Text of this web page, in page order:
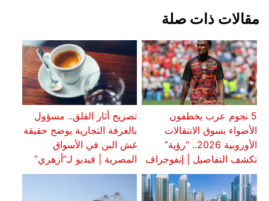
مقالات ذات صلة
5 نجوم عرب يخطفون
الأضواء بسوق الانتقالات
الأوروبية 2026.. “رؤية”
تكشف التفاصيل | إنفوجراف
تصريح أثار القلق.. مسؤول
بالغرفة التجارية يوضح حقيقة
غش البن في الأسواق
المصرية | فيديو لـ”أزهري”